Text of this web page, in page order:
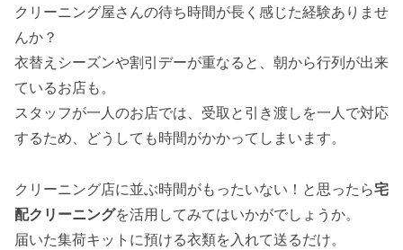
クリーニング屋さんの待ち時間が長く感じた経験ありませ
んか？
衣替えシーズンや割引デーが重なると、朝から行列が出来
ているお店も。
スタッフが一人のお店では、受取と引き渡しを一人で対応
するため、どうしても時間がかかってしまいます。
クリーニング店に並ぶ時間がもったいない！と思ったら宅
配クリーニングを活用してみてはいかがでしょうか。
届いた集荷キットに預ける衣類を入れて送るだけ。